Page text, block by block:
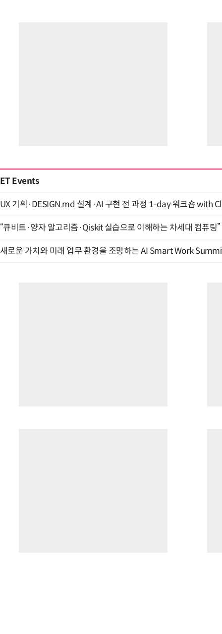
ET Events
UX 기획·DESIGN.md 설계·AI 구현 전 과정 1-day 워크숍 with
“큐비트·양자 알고리즘·Qiskit 실습으로 이해하는 차세대 컴퓨팅
새로운 가치와 미래 업무 환경을 조망하는 AI Smart Work